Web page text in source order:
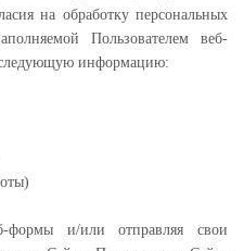
на обработку персональных
Пользователем веб-
информацию:
формы и/или отправляя свои